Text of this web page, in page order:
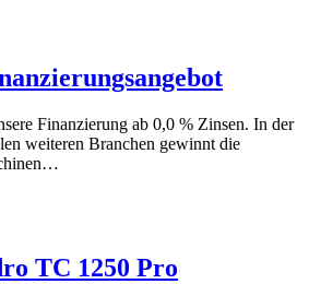
Finanzierung ab 0,0 % Zinsen. In der
weiteren Branchen gewinnt die
TC 1250 Pro